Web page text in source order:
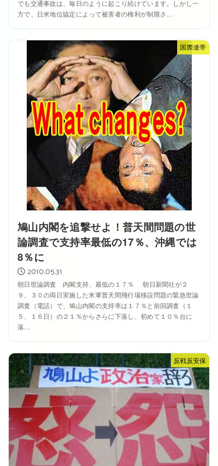
でも交通事故は、毎日のように起こり続けています。しかし一
方で、日米地位協定によって被害者の権利が制限さ...
国際連帯
鳩山内閣を追撃せよ！普天間問題の世
論調査で支持率最低の17％、沖縄では
8％に
2010.05.31
朝日世論調査 内閣支持、最低の１７％ 朝日新聞社が２
９、３０の両日実施した米軍普天間飛行場移設問題の緊急世論
調査（電話）で、鳩山内閣の支持率は１７％と前回調査（１
５、１６日）の２１％からさらに下落し、初めて１０％台に
落...
反戦反安保